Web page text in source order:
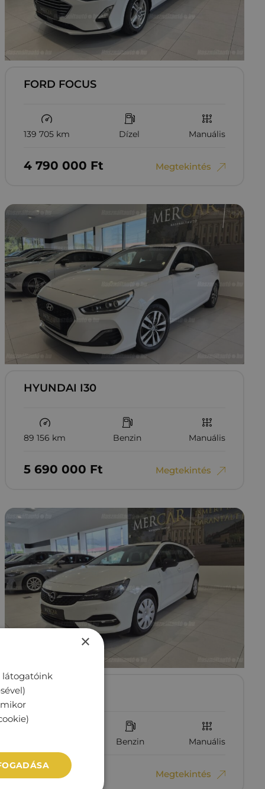
FORD FOCUS
139 705 km Dízel Manuális
4‏‏‎ ‎790‏‏‎ ‎000 Ft Megtekintés
HYUNDAI I30
89 156 km Benzin Manuális
5‏‏‎ ‎690‏‏‎ ‎000 Ft Megtekintés
OPEL ASTRA K
Benzin Manuális
3‏‏‎ ‎490‏‏‎ ‎000 Megtekintés
×
látogatóink